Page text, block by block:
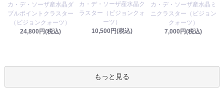
カ・デ・ソーザ産水晶ダ
ブルポイントクラスター
（ビジョンクォーツ）
24,800円(税込)
カ・デ・ソーザ産水晶ク
ラスター（ビジョンクォ
ーツ）
10,500円(税込)
カ・デ・ソーザ産水晶ミ
ニクラスター（ビジョン
クォーツ）
7,000円(税込)
もっと見る